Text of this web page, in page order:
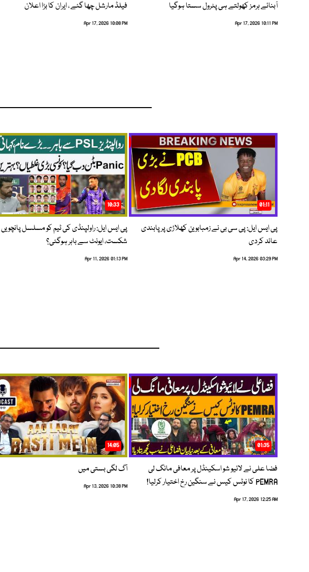
آبنائے ہرمز کھولتے ہی پٹرول سستا ہوگیا
Apr 17, 2026 10:11 PM
فیلڈ مارشل چھا گئے ، ایران کا بڑا اعلان
Apr 17, 2026 10:08 PM
01:11
پی ایس ایل: پی سی بی نے زمبابوین کھلاڑی پر پابندی
عائد کردی
Apr 14, 2026 03:29 PM
10:33
پی ایس ایل: راولپنڈی کی ٹیم کو مسلسل پانچویں
شکست، ایونٹ سے باہر ہوگئی؟
Apr 11, 2026 01:13 PM
01:35
فضا علی نے لائیو شو اسکینڈل پر معافی مانگ لی
PEMRA کا نوٹس کیس نے سنگین رخ اختیار کرلیا!
Apr 17, 2026 12:25 AM
14:05
آگ لگی بستی میں
Apr 13, 2026 10:38 PM